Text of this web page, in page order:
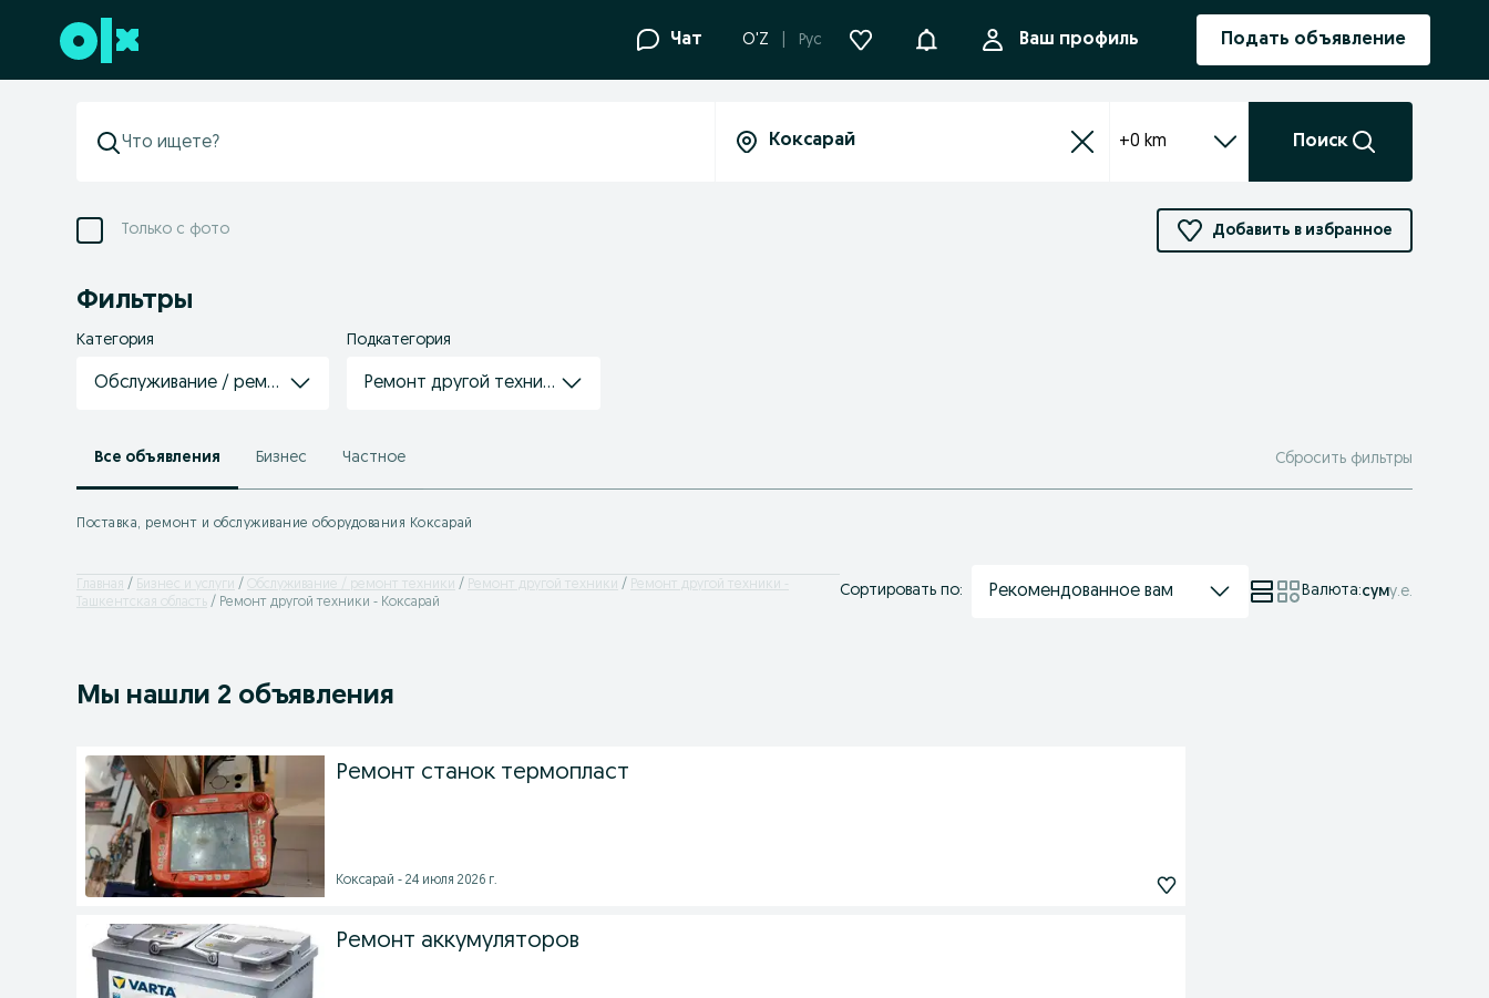
Перейти к нижнему колонтитулу Чат O'Z Рус УведомленияВаш профиль Подать объявление
+0 km Поиск
Только с фото Добавить в избранное
Фильтры
Категория
Обслуживание / ремонт техники
Подкатегория
Ремонт другой техники
Все объявления Бизнес Частное Сбросить фильтры
Поставка, ремонт и обслуживание оборудования Коксарай
Главная Бизнес и услуги Обслуживание / ремонт техники Ремонт другой техники
Ремонт другой техники -
Ташкентская область
Ремонт другой техники - Коксарай
Сортировать по: Рекомендованное вам Валюта:суму.е.
Мы нашли 2 объявления
Ремонт станок термопласт
Коксарай - 24 июля 2026 г.
Ремонт аккумуляторов